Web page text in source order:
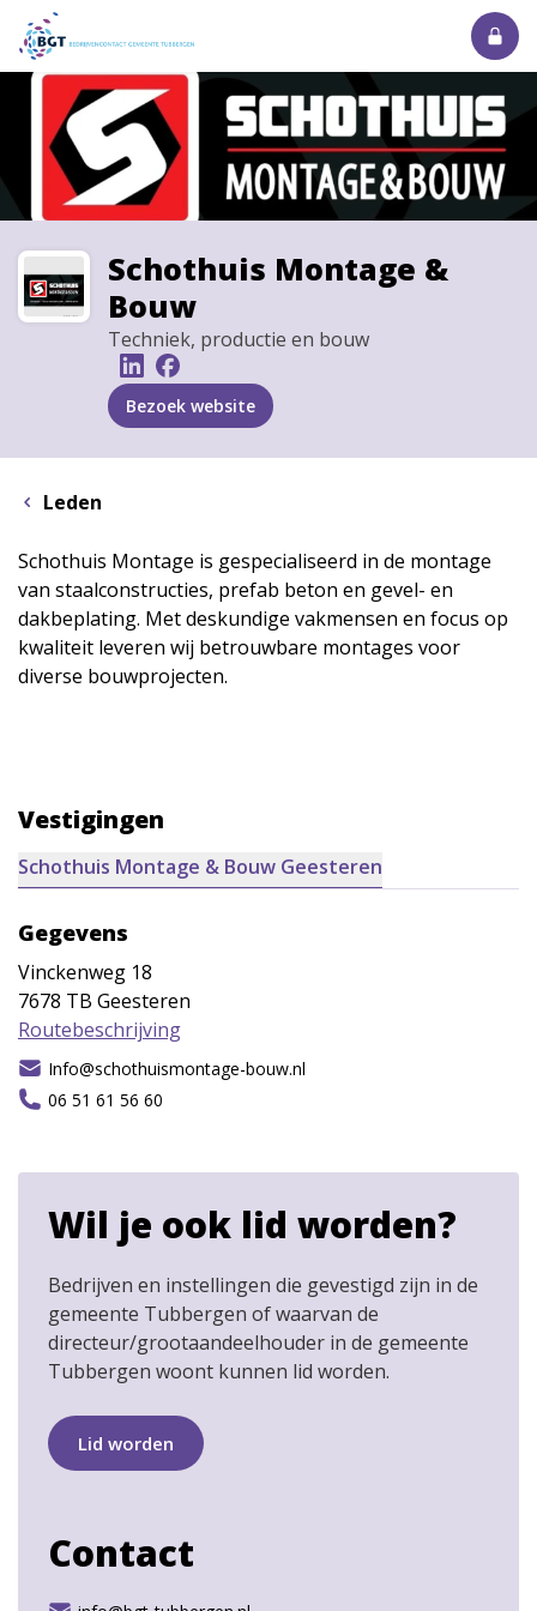
Schothuis Montage &
Bouw
Techniek, productie en bouw
Bezoek website
Leden
Schothuis Montage is gespecialiseerd in de montage
van staalconstructies, prefab beton en gevel- en
dakbeplating. Met deskundige vakmensen en focus op
kwaliteit leveren wij betrouwbare montages voor
diverse bouwprojecten.
Vestigingen
Schothuis Montage & Bouw Geesteren
Gegevens
Vinckenweg 18
7678 TB Geesteren
Routebeschrijving
Info@schothuismontage-bouw.nl
06 51 61 56 60
Wil je ook lid worden?
Bedrijven en instellingen die gevestigd zijn in de
gemeente Tubbergen of waarvan de
directeur/grootaandeelhouder in de gemeente
Tubbergen woont kunnen lid worden.
Lid worden
Contact